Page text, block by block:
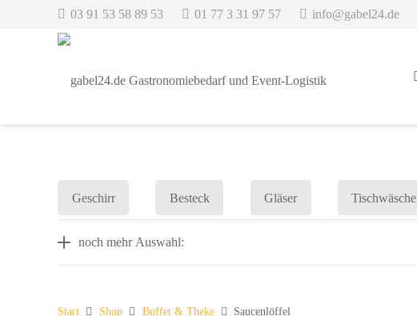
03 91 53 58 89 53 01 77 3 31 97 57 info@gabel24.de
Geschirr Besteck Gläser Tischwäsche
noch mehr Auswahl:
Start Shop Buffet & Theke Saucenlöffel